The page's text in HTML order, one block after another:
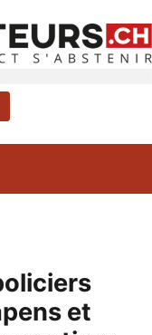
et